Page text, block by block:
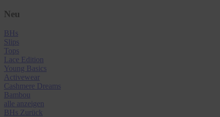
Neu
BHs
Slips
Tops
Lace Edition
Young Basics
Activewear
Cashmere Dreams
Bambou
alle anzeigen
BHs Zurück